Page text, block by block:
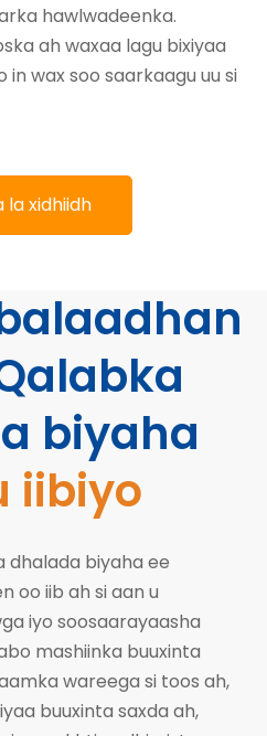
hawlwadeenka.
ah waxaa lagu bixiyaa
wax soo saarkaagu uu si
la xidhiidh
biyaha
iibiyo
dhalada biyaha ee
oo iib ah si aan u
iyo soosaarayaasha
mashiinka buuxinta
wareega si toos ah,
buuxinta saxda ah,